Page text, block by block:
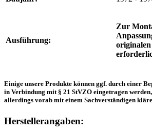
Ausführung:
Zur
Einige unsere Produkte können ggf. durch einer
in Verbindung mit § 21 StVZO eingetragen
allerdings vorab mit einem Sachverständigen
Herstellerangaben: